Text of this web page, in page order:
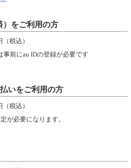
）をご利用の方
税込）
前にau IDの登録が必要です
いをご利用の方
税込）
が必要になります。